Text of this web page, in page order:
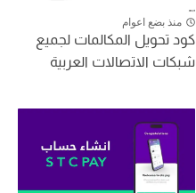
منذ بضع اعوام
كود تحويل المكالمات لجميع
شبكات الاتصالات العربية